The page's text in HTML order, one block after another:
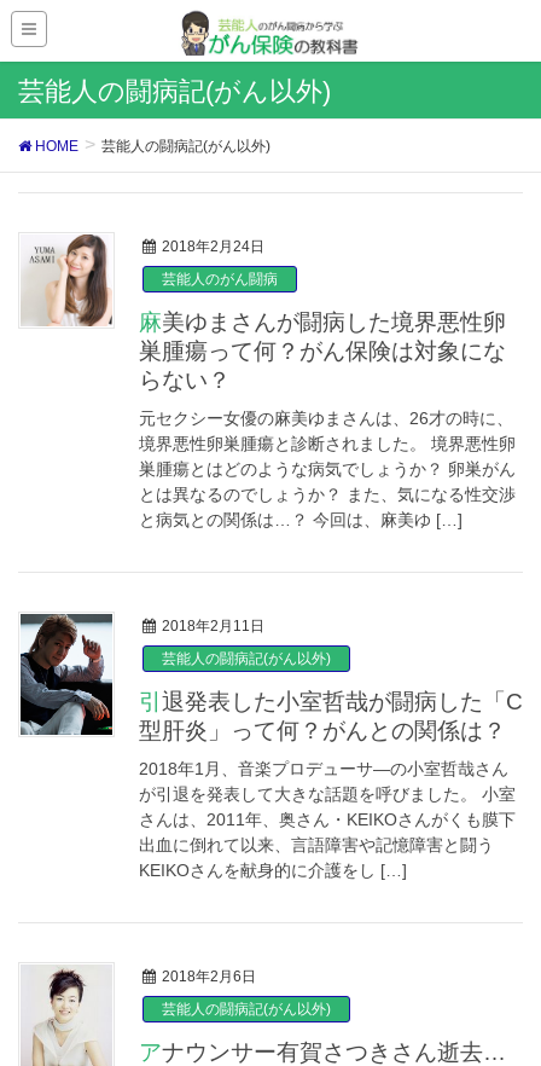
芸能人の闘病記(がん以外)
HOME 芸能人の闘病記(がん以外)
2018年2月24日
芸能人のがん闘病
麻美ゆまさんが闘病した境界悪性卵
巣腫瘍って何？がん保険は対象にな
らない？
元セクシー女優の麻美ゆまさんは、26才の時に、
境界悪性卵巣腫瘍と診断されました。 境界悪性卵
巣腫瘍とはどのような病気でしょうか？ 卵巣がん
とは異なるのでしょうか？ また、気になる性交渉
と病気との関係は…？ 今回は、麻美ゆ […]
2018年2月11日
芸能人の闘病記(がん以外)
引退発表した小室哲哉が闘病した「C
型肝炎」って何？がんとの関係は？
2018年1月、音楽プロデューサ―の小室哲哉さん
が引退を発表して大きな話題を呼びました。 小室
さんは、2011年、奥さん・KEIKOさんがくも膜下
出血に倒れて以来、言語障害や記憶障害と闘う
KEIKOさんを献身的に介護をし […]
2018年2月6日
芸能人の闘病記(がん以外)
アナウンサー有賀さつきさん逝去…